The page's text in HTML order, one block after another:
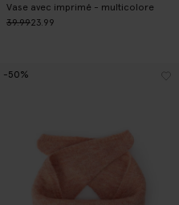
Vase avec imprimé - multicolore
39.9923.99
-50%